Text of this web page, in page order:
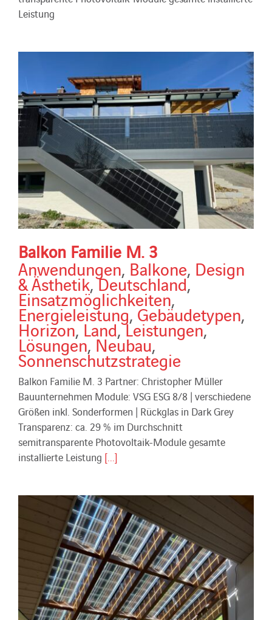
Leistung
Balkon Familie M. 3
Anwendungen, Balkone, Design
& Ästhetik,Deutschland,
Einsatzmöglichkeiten,
Energieleistung,Gebäudetypen,
Horizon,Land,Leistungen,
Lösungen,Neubau,
Sonnenschutzstrategie
Balkon Familie M. 3 Partner: Christopher Müller
Bauunternehmen Module: VSG ESG 8/8 | verschiedene
Größen inkl. Sonderformen | Rückglas in Dark Grey
Transparenz: ca. 29 % im Durchschnitt
semitransparente Photovoltaik-Module gesamte
installierte Leistung [...]